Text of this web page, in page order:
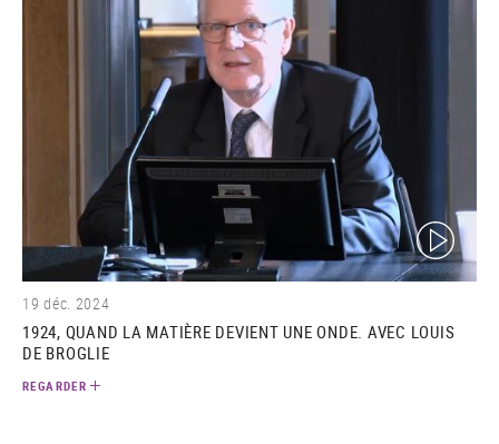
(video)
19 déc. 2024
1924, QUAND LA MATIÈRE DEVIENT UNE ONDE. AVEC LOUIS
DE BROGLIE
REGARDER